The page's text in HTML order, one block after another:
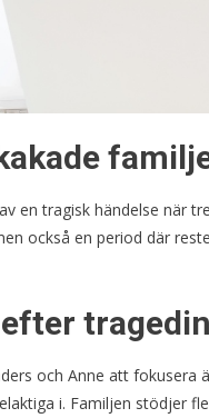
en tragisk händelse när
också en period där
tragedin
och Anne att
i. Familjen stödjer